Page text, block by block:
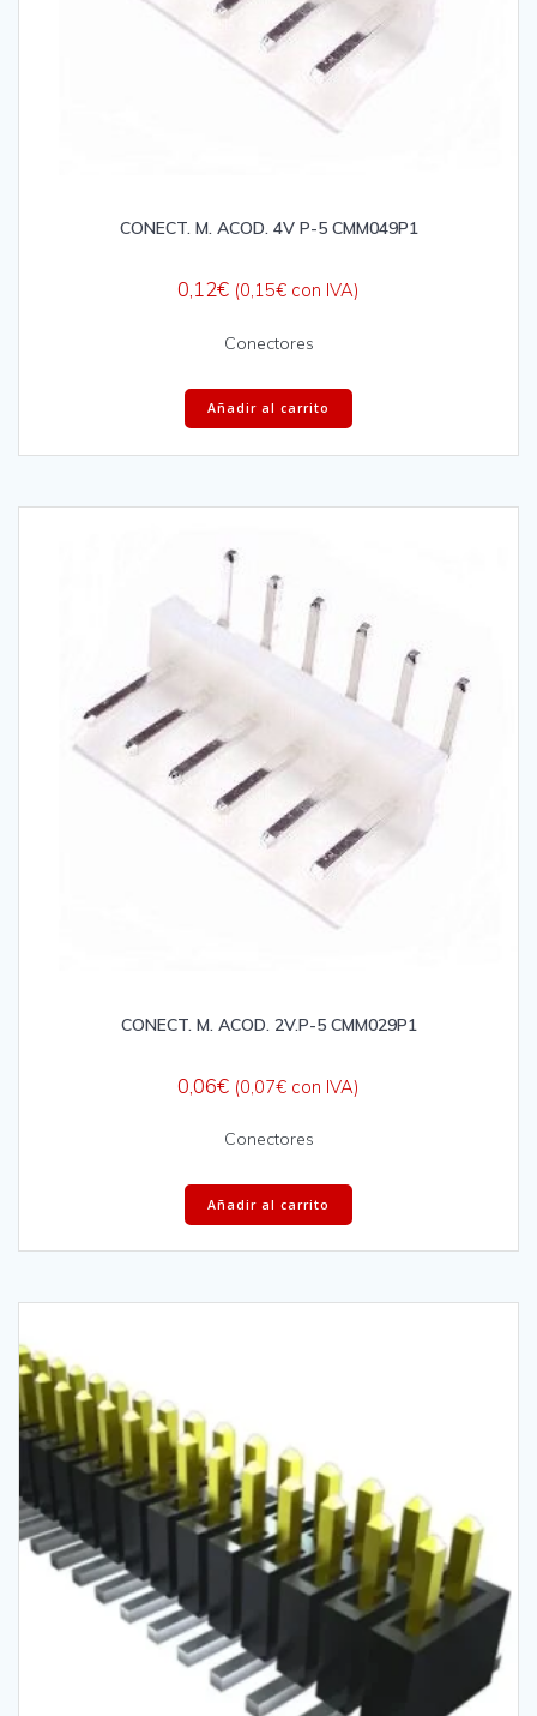
CONECT. M. ACOD. 4V P-5 CMM049P1
0,12€ (0,15€ con IVA)
Conectores
Añadir al carrito
CONECT. M. ACOD. 2V.P-5 CMM029P1
0,06€ (0,07€ con IVA)
Conectores
Añadir al carrito